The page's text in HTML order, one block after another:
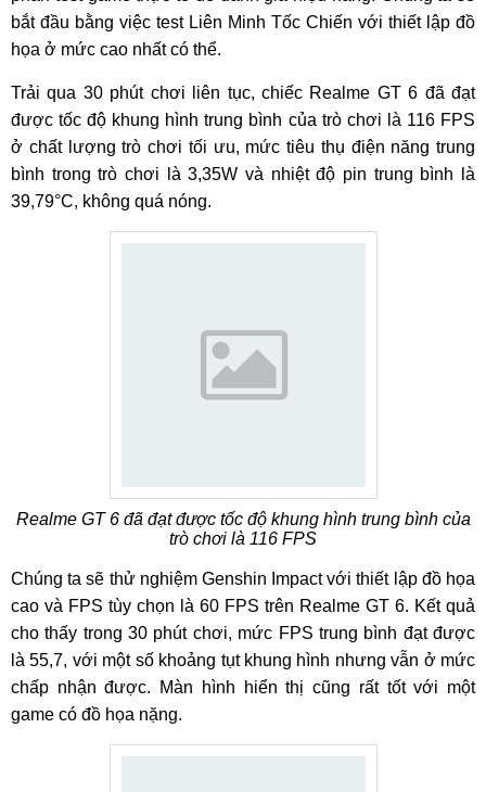
bắt đầu bằng việc test Liên Minh Tốc Chiến với thiết lập đồ
họa ở mức cao nhất có thể.
Trải qua 30 phút chơi liên tục, chiếc Realme GT 6 đã đạt
được tốc độ khung hình trung bình của trò chơi là 116 FPS
ở chất lượng trò chơi tối ưu, mức tiêu thụ điện năng trung
bình trong trò chơi là 3,35W và nhiệt độ pin trung bình là
39,79°C, không quá nóng.
Realme GT 6 đã đạt được tốc độ khung hình trung bình của
trò chơi là 116 FPS
Chúng ta sẽ thử nghiệm Genshin Impact với thiết lập đồ họa
cao và FPS tùy chọn là 60 FPS trên Realme GT 6. Kết quả
cho thấy trong 30 phút chơi, mức FPS trung bình đạt được
là 55,7, với một số khoảng tụt khung hình nhưng vẫn ở mức
chấp nhận được. Màn hình hiển thị cũng rất tốt với một
game có đồ họa nặng.